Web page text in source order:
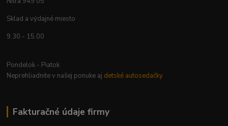
Sklad a výdajné miesto
9.30 - 15.00
Pondelok - Piatok
Neprehliadnite v našej ponuke aj detské autosedačky
Fakturačné údaje firmy